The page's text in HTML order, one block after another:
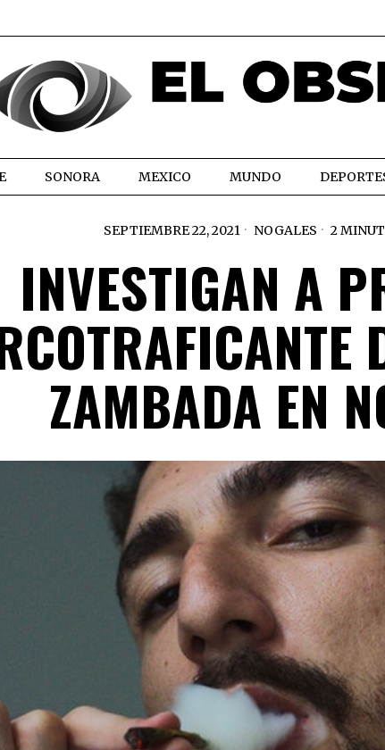
SONORA MEXICO MUNDO
SEPTIEMBRE 22, 2021 NOGALES 2
INVESTIGAN A
ZAMBADA EN